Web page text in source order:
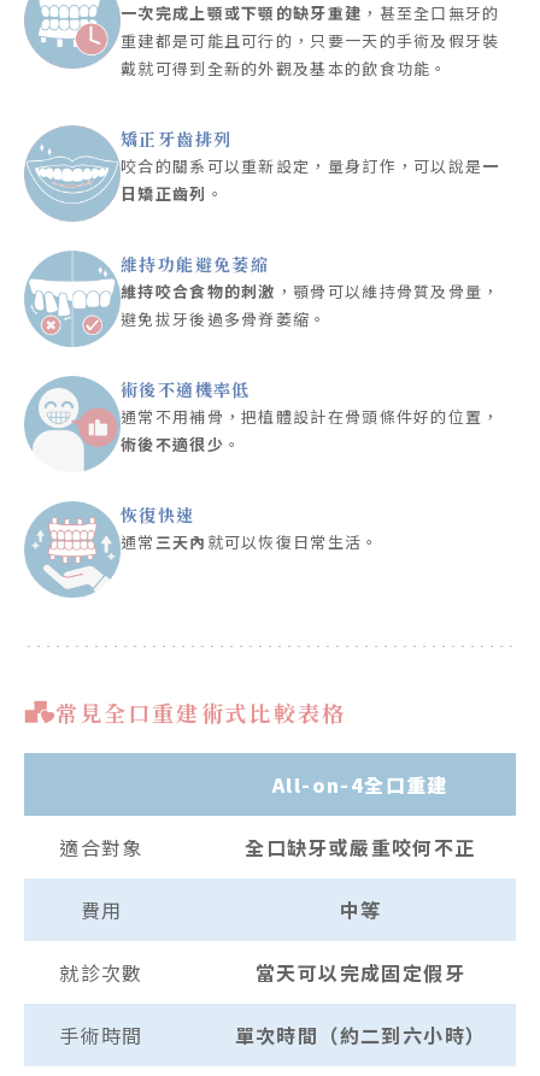
一次完成上顎或下顎的缺牙重建 ，甚至全口無牙的
重建都是可能且可行的，只要一天的手術及假牙裝
戴就可得到全新的外觀及基本的飲食功能。
矯正牙齒排列
咬合的關系可以重新設定，量身訂作，可以說是一
日矯正齒列 。
維持功能避免萎縮
維持咬合食物的刺激 ，顎骨可以維持骨質及骨量，
避免拔牙後過多骨脊萎縮。
術後不適機率低
通常不用補骨，把植體設計在骨頭條件好的位置，
術後不適很少 。
恢復快速
通常三天內 就可以恢復日常生活。
常見全口重建術式比較表格
All-on-4全口重建
適合對象 全口缺牙或嚴重咬何不正
費用 中等
就診次數 當天可以完成固定假牙
手術時間 單次時間（約二到六小時）